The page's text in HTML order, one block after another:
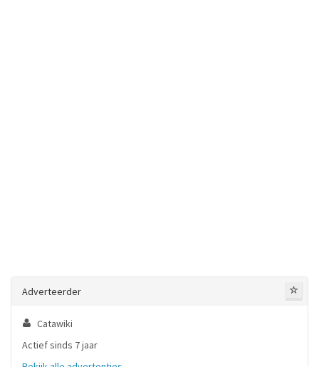
Adverteerder
Catawiki
Actief sinds 7 jaar